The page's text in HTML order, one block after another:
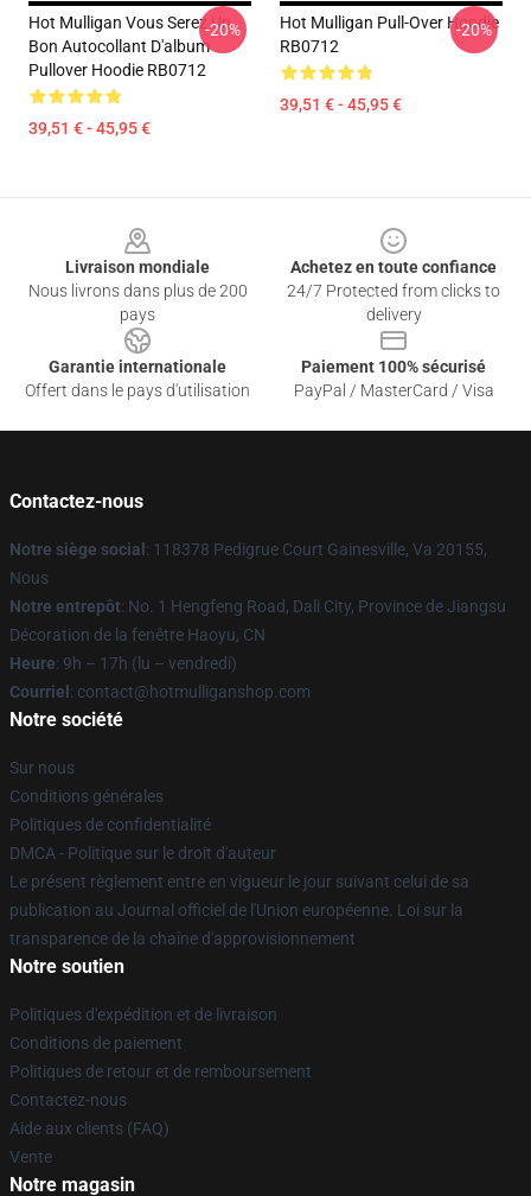
Hot Mulligan Vous Serez Un
Bon Autocollant D'album
Pullover Hoodie RB0712
39,51 € - 45,95 €
-20%
Hot Mulligan Pull-Over Hoodie
RB0712
39,51 € - 45,95 €
-20%
Livraison mondiale
Nous livrons dans plus de 200
pays
Achetez en toute confiance
24/7 Protected from clicks to
delivery
Garantie internationale
Offert dans le pays d'utilisation
Paiement 100% sécurisé
PayPal / MasterCard / Visa
Contactez-nous
Notre siège social : 118378 Pedigrue Court Gainesville, Va 20155,
Nous
Notre entrepôt: No. 1 Hengfeng Road, Dali City, Province de Jiangsu
Décoration de la fenêtre Haoyu, CN
Heure: 9h – 17h (lu – vendredi)
Courriel : contact@hotmulliganshop.com
Notre société
Sur nous
Conditions générales
Politiques de confidentialité
DMCA - Politique sur le droit d'auteur
Le présent règlement entre en vigueur le jour suivant celui de sa
publication au Journal officiel de l'Union européenne. Loi sur la
transparence de la chaîne d'approvisionnement
Notre soutien
Politiques d'expédition et de livraison
Conditions de paiement
Politiques de retour et de remboursement
Contactez-nous
Aide aux clients (FAQ)
Vente
Notre magasin